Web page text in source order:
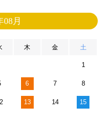
08月
木 金 土
1
6 7 8
13 14 15